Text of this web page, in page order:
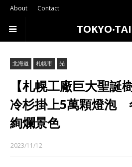
About Contact
北海道 札幌市 光
【札幌工廠巨大聖誕
冷杉掛上5萬顆燈泡
絢爛景色
2023/11/12